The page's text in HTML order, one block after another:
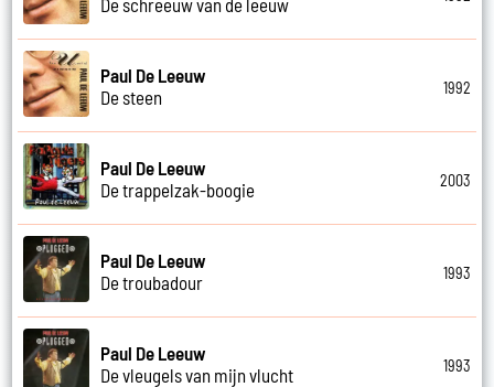
Paul De Leeuw
De steen
1992
Paul De Leeuw
De trappelzak-boogie
2003
Paul De Leeuw
De troubadour
1993
Paul De Leeuw
De vleugels van mijn vlucht
1993